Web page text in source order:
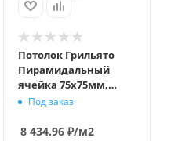
Потолок Грильято
Пирамидальный
ячейка 75х75мм,
черный, высота 35
Под заказ
8 434.96₽/м2